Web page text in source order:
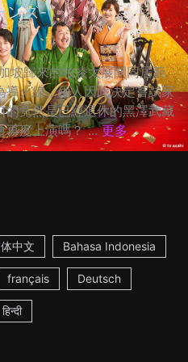
ンズ-
坡歸來的牧凌太展開同居新
火線，兩人因此決定嘗試家
竟然是已經退休的黑澤武藏
再度上演嗎？ ... 更多
中文 Bahasa Indonesia
français Deutsch
हिन्दी